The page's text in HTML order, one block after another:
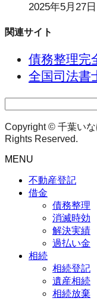
2025年5月27日
関連サイト
債務整理完
全国司法書
Copyright © 千葉いな
Rights Reserved.
MENU
不動産登記
借金
債務整理
消滅時効
解決実績
過払い金
相続
相続登記
遺産相続
相続放棄